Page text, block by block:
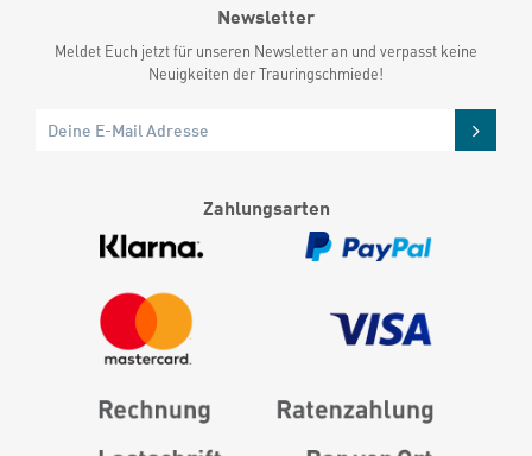
Newsletter
Meldet Euch jetzt für unseren Newsletter an und verpasst keine
Neuigkeiten der Trauringschmiede!
Zahlungsarten